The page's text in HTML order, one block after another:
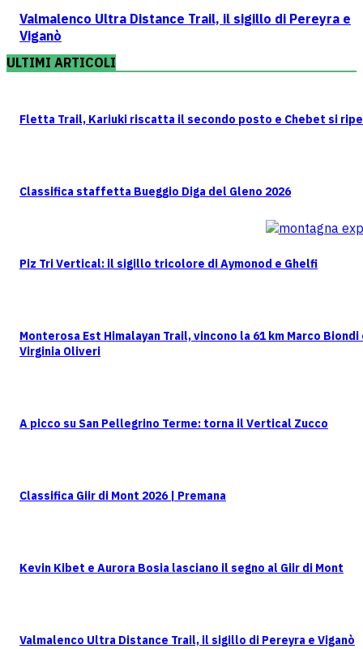
Valmalenco Ultra Distance Trail, il sigillo di Pereyra e
Viganò
ULTIMI ARTICOLI
Fletta Trail, Kariuki riscatta il secondo posto e Chebet si
Classifica staffetta Bueggio Diga del Gleno 2026
Piz Tri Vertical: il sigillo tricolore di Aymonod e Ghelfi
Monterosa Est Himalayan Trail, vincono la 61 km Marco Biondi
Virginia Oliveri
A picco su San Pellegrino Terme: torna il Vertical Zucco
Classifica Giir di Mont 2026 | Premana
Kevin Kibet e Aurora Bosia lasciano il segno al Giir di Mont
Valmalenco Ultra Distance Trail, il sigillo di Pereyra e Viganò